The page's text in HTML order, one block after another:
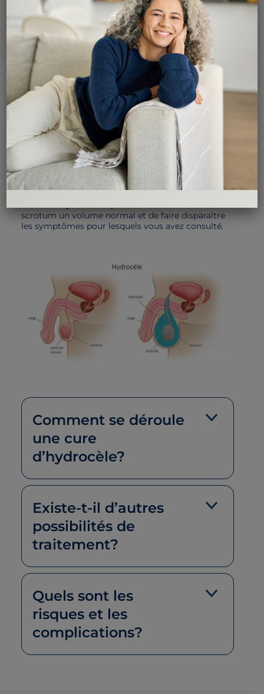
Une hydrocèle est une accumulation de liquide
dans une poche entourant le testiculequi
entraîne une augmentation de volume (plus ou
moins importante) d’un côté ou des deux côtés du
scrotum. Il s’agit d’une maladie bénigne qui
n’engendre ni infection, ni évolution vers une
maladie plus grave.
Par contre, elle peut être responsable d’un
inconfort, de douleur ou d’un préjudice esthétique.
scrotum un volume normal et de faire disparaître
les symptômes pour lesquels vous avez consulté.
Comment se déroule
une cure
d’hydrocèle?
Existe-t-il d’autres
possibilités de
traitement?
Quels sont les
risques et les
complications?